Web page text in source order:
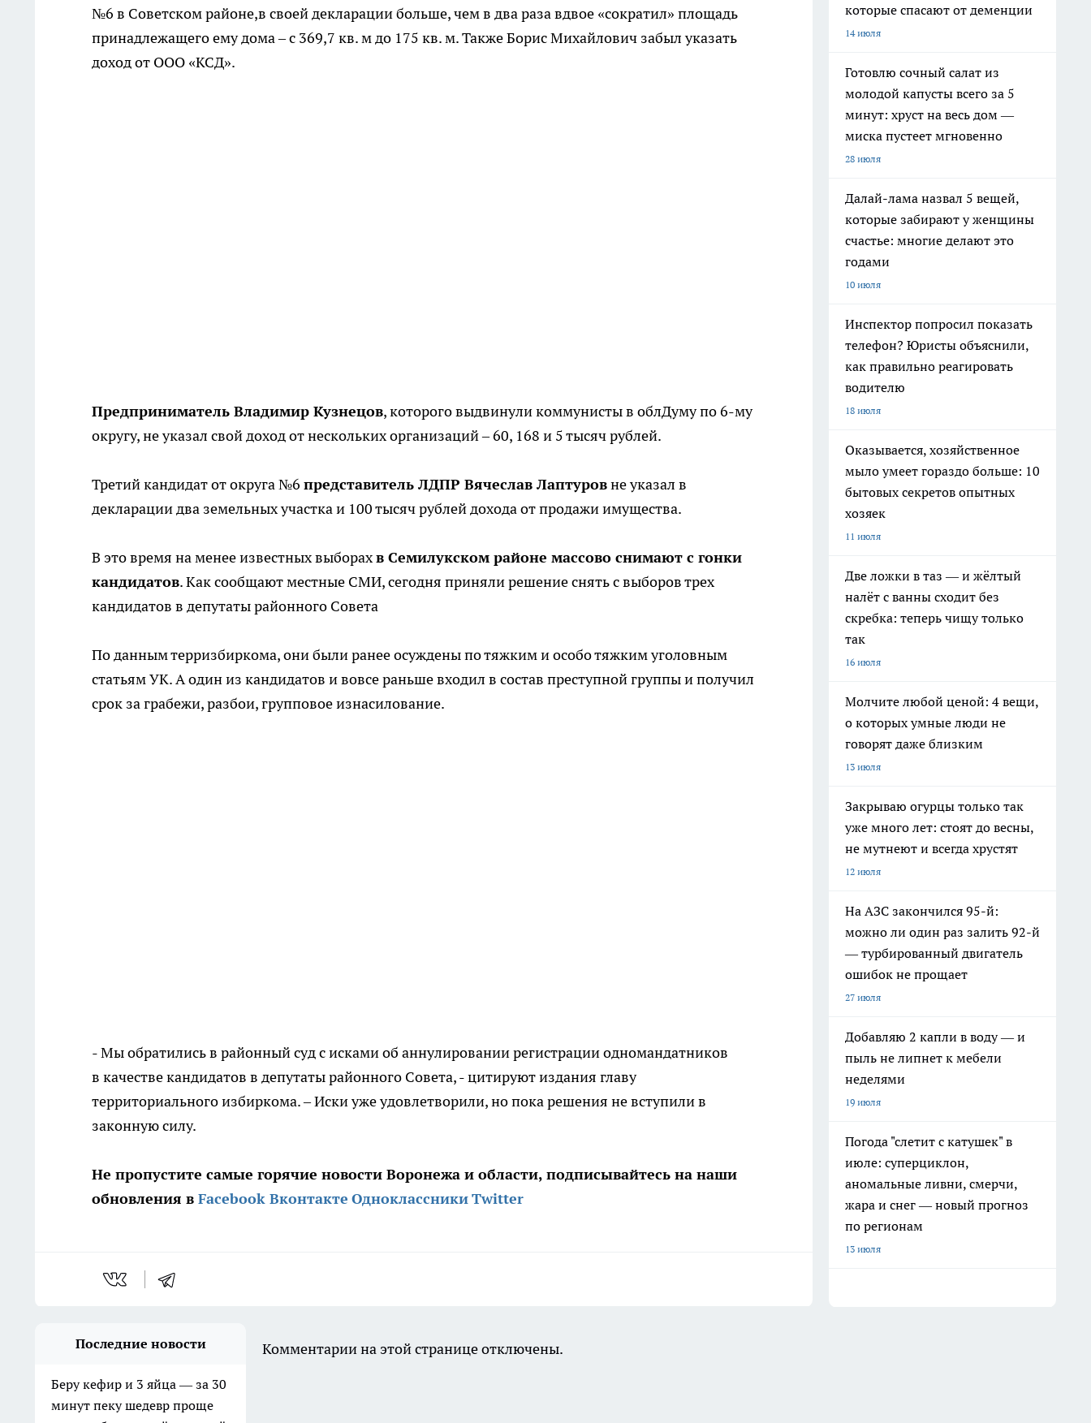
№6 в Советском районе,в своей декларации больше, чем в два раза вдвое «сократил» площадь
принадлежащего ему дома – с 369,7 кв. м до 175 кв. м. Также Борис Михайлович забыл указать
доход от ООО «КСД».
Предприниматель Владимир Кузнецов, которого выдвинули коммунисты в облДуму по 6-му
округу, не указал свой доход от нескольких организаций – 60, 168 и 5 тысяч рублей.
Третий кандидат от округа №6 представитель ЛДПР Вячеслав Лаптуровне указал в
декларации два земельных участка и 100 тысяч рублей дохода от продажи имущества.
В это время на менее известных выборахв Семилукском районе массово снимают с гонки
кандидатов. Как сообщают местные СМИ, сегодня приняли решение снять с выборов трех
кандидатов в депутаты районного Совета
По данным терризбиркома, они были ранее осуждены по тяжким и особо тяжким уголовным
статьям УК. А один из кандидатов и вовсе раньше входил в состав преступной группы и получил
срок за грабежи, разбои, групповое изнасилование.
- Мы обратились в районный суд с исками об аннулировании регистрации одномандатников
в качестве кандидатов в депутаты районного Совета, - цитируют издания главу
территориального избиркома. – Иски уже удовлетворили, но пока решения не вступили в
законную силу.
Не пропустите самые горячие новости Воронежа и области, подписывайтесь на наши
обновления в Facebook Вконтакте ОдноклассникиTwitter
которые спасают от деменции
14 июля
Готовлю сочный салат из
молодой капусты всего за 5
минут: хруст на весь дом —
миска пустеет мгновенно
28 июля
Далай-лама назвал 5 вещей,
которые забирают у женщины
счастье: многие делают это
годами
10 июля
Инспектор попросил показать
телефон? Юристы объяснили,
как правильно реагировать
водителю
18 июля
Оказывается, хозяйственное
мыло умеет гораздо больше: 10
бытовых секретов опытных
хозяек
11 июля
Две ложки в таз — и жёлтый
налёт с ванны сходит без
скребка: теперь чищу только
так
16 июля
Молчите любой ценой: 4 вещи,
о которых умные люди не
говорят даже близким
13 июля
Закрываю огурцы только так
уже много лет: стоят до весны,
не мутнеют и всегда хрустят
12 июля
На АЗС закончился 95-й:
можно ли один раз залить 92-й
— турбированный двигатель
ошибок не прощает
27 июля
Добавляю 2 капли в воду — и
пыль не липнет к мебели
неделями
19 июля
Погода "слетит с катушек" в
июле: суперциклон,
аномальные ливни, смерчи,
жара и снег — новый прогноз
по регионам
13 июля
Последние новости
Беру кефир и 3 яйца — за 30
минут пеку шедевр проще
Комментарии на этой странице отключены.